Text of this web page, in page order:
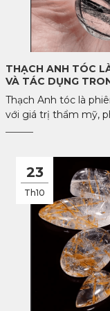
THẠCH ANH TÓC
VÀ TÁC DỤNG
Thạch Anh tóc là
với giá trị thẩm mỹ,
23
Th10